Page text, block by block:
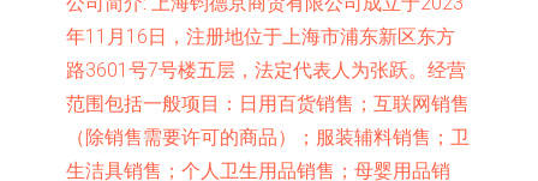
年11月16日，注册地位于上海市浦东新区东方
路3601号7号楼五层，法定代表人为张跃。经营
范围包括一般项目：日用百货销售；互联网销售
（除销售需要许可的商品）；服装辅料销售；卫
生洁具销售；个人卫生用品销售；母婴用品销